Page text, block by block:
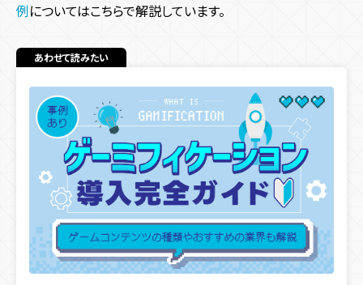
例についてはこちらで解説しています。
あわせて読みたい